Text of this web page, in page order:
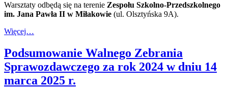
Warsztaty odbędą się na terenie Zespołu Szkolno‑Przedszkolnego
im. Jana Pawła II w Miłakowie (ul. Olsztyńska 9A).
Więcej…
Podsumowanie Walnego Zebrania
Sprawozdawczego za rok 2024 w dniu 14
marca 2025 r.